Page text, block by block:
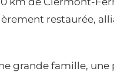
restaurée,
grande famille,